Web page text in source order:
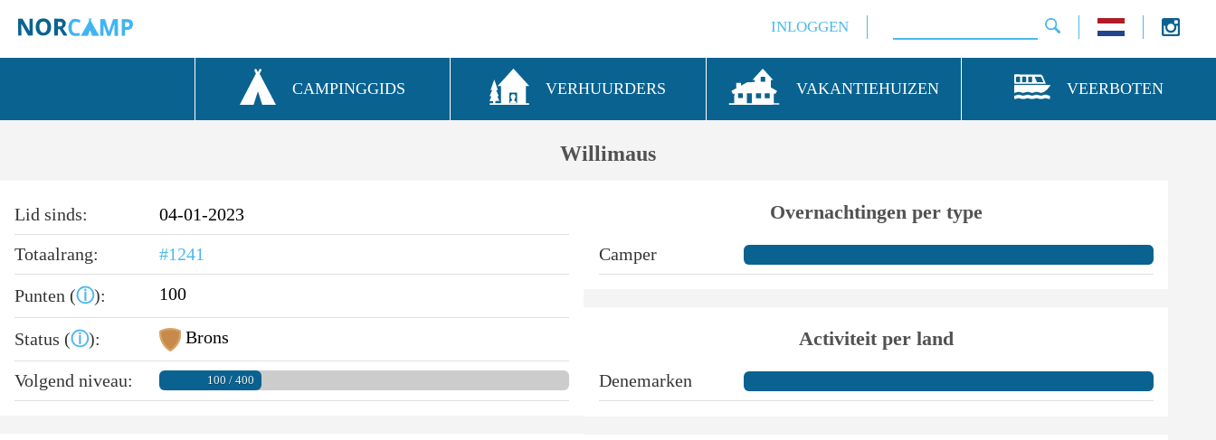
INLOGGEN
CAMPINGGIDS VERHUURDERS VAKANTIEHUIZEN VEERBOTEN
Willimaus
Lid sinds:
04-01-2023
Totaalrang:
#1241
Punten (ⓘ): 100
Status (ⓘ): Brons
Volgend niveau: 100 / 400
Overnachtingen per type
Camper
Activiteit per land
Denemarken